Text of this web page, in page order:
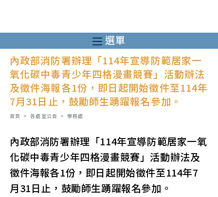
至
主
內
選單
內政部消防署辦理「114年宣導防範居家一
氧化碳中毒青少年四格漫畫競賽」活動辦法
及徵件海報各1份，即日起開始徵件至114年
7月31日止，鼓勵師生踴躍報名參加。
首頁 > 各處室公告 > 學務處
內政部消防署辦理「114年宣導防範居家一氧
化碳中毒青少年四格漫畫競賽」活動辦法及
徵件海報各1份，即日起開始徵件至114年7
月31日止，鼓勵師生踴躍報名參加。